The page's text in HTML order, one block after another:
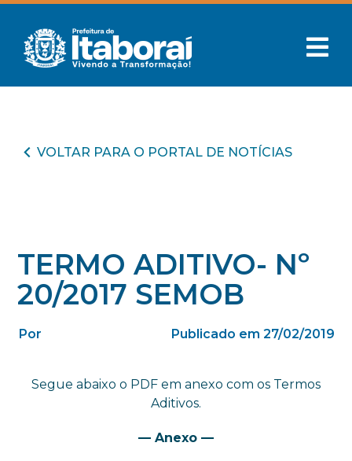
VOLTAR PARA O PORTAL DE NOTÍCIAS
TERMO ADITIVO- Nº
20/2017 SEMOB
Por Publicado em 27/02/2019
Segue abaixo o PDF em anexo com os Termos
Aditivos.
— Anexo —